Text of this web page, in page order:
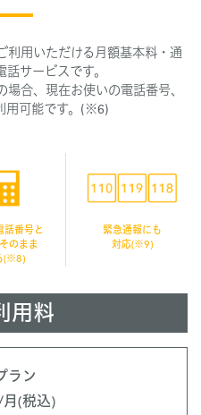
利用いただける月額基本料・通
サービスです。
合、現在お使いの電話番号、
用可能です。(※6)
話番号と
のまま
(※8)
緊急通報にも
対応(※9)
用料
ラン
月(税込)